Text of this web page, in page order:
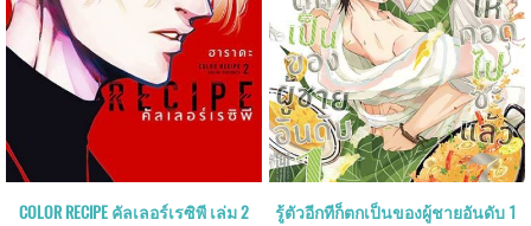
COLOR RECIPE คัลเลอร์เรซิพี เล่ม 2 รู้ตัวอีกทีก็ตกเป็นของผู้ชายอันดับ 1